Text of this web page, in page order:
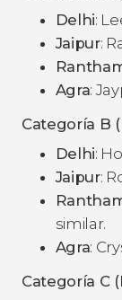
Delhi:
Jaipur:
Agra:
Categoría B
Delhi:
Jaipur:
similar.
Agra:
Categoría C